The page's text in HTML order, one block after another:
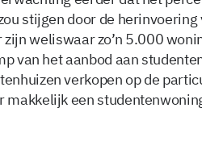
stijgen door de
weliswaar zo’n 5.000
van het aanbod aan
verkopen op de
makkelijk een